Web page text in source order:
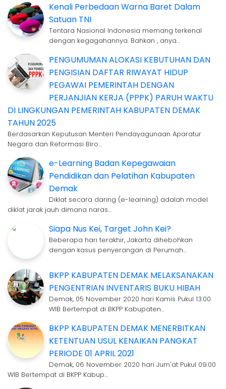
Kenali Perbedaan Warna Baret Dalam
Satuan TNI
Tentara Nasional Indonesia memang terkenal
dengan kegagahannya. Bahkan , anya…
PENGUMUMAN ALOKASI KEBUTUHAN DAN
PENGISIAN DAFTAR RIWAYAT HIDUP
PEGAWAI PEMERINTAH DENGAN
PERJANJIAN KERJA (PPPK) PARUH WAKTU
DI LINGKUNGAN PEMERINTAH KABUPATEN DEMAK
TAHUN 2025
Berdasarkan Keputusan Menteri Pendayagunaan Aparatur
Negara dan Reformasi Biro…
e-Learning Badan Kepegawaian
Pendidikan dan Pelatihan Kabupaten
Demak
Diklat secara daring (e-learning) adalah model
diklat jarak jauh dimana naras…
Siapa Nus Kei, Target John Kei?
Beberapa hari terakhir, Jakarta dihebohkan
dengan kasus penyerangan di Perumah…
BKPP KABUPATEN DEMAK MELAKSANAKAN
PENGENTRIAN INVENTARIS BUKU HIBAH
Demak, 05 November 2020 hari Kamis Pukul 13.00
WIB Bertempat di BKPP Kabupaten…
BKPP KABUPATEN DEMAK MENERBITKAN
KETENTUAN USUL KENAIKAN PANGKAT
PERIODE 01 APRIL 2021
Demak, 06 November 2020 hari Jum'at Pukul 09.00
WIB Bertempat di BKPP Kabup…